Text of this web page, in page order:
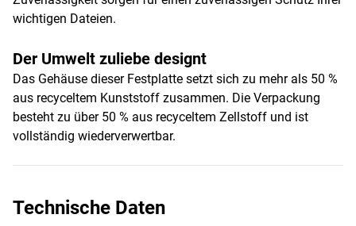
wichtigen Dateien.
Der Umwelt zuliebe designt
Das Gehäuse dieser Festplatte setzt sich zu mehr als 50 %
aus recyceltem Kunststoff zusammen. Die Verpackung
besteht zu über 50 % aus recyceltem Zellstoff und ist
vollständig wiederverwertbar.
Technische Daten